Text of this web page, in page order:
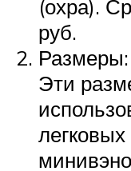
(охра).
руб.
Эти